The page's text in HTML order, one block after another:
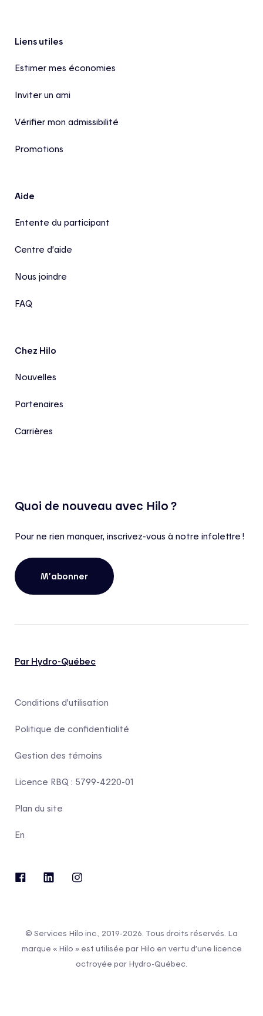
Pied de page
Liens utiles
Estimer mes économies
Inviter un ami
Vérifier mon admissibilité
Promotions
Aide
Entente du participant
Centre d’aide
Nous joindre
FAQ
Chez Hilo
Nouvelles
Partenaires
Carrières
Quoi de nouveau avec Hilo ?
Pour ne rien manquer, inscrivez-vous à notre infolettre !
M’abonner
Par Hydro-Québec
Conditions d’utilisation
Politique de confidentialité
Gestion des témoins
Licence RBQ : 5799-4220-01
Plan du site
En
© Services Hilo inc., 2019-2026. Tous droits réservés. La
marque « Hilo » est utilisée par Hilo en vertu d’une licence
octroyée par Hydro-Québec.